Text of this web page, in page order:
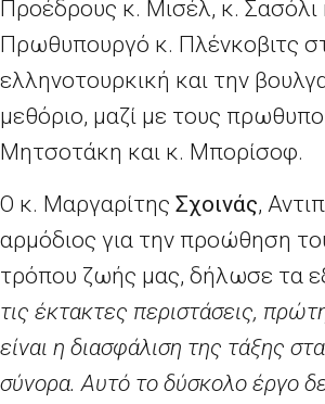
Προέδρους κ. Μισέλ, κ. Σασόλι
Πρωθυπουργό κ. Πλένκοβιτς
ελληνοτουρκική και την
μεθόριο, μαζί με τους
Μητσοτάκη και κ. Μπορίσοφ.
Ο κ. Μαργαρίτης Σχοινάς,
αρμόδιος για την προώθηση
τρόπου ζωής μας, δήλωσε τα
τις έκτακτες περιστάσεις,
είναι η διασφάλιση της τάξης
σύνορα. Αυτό το δύσκολο έργο